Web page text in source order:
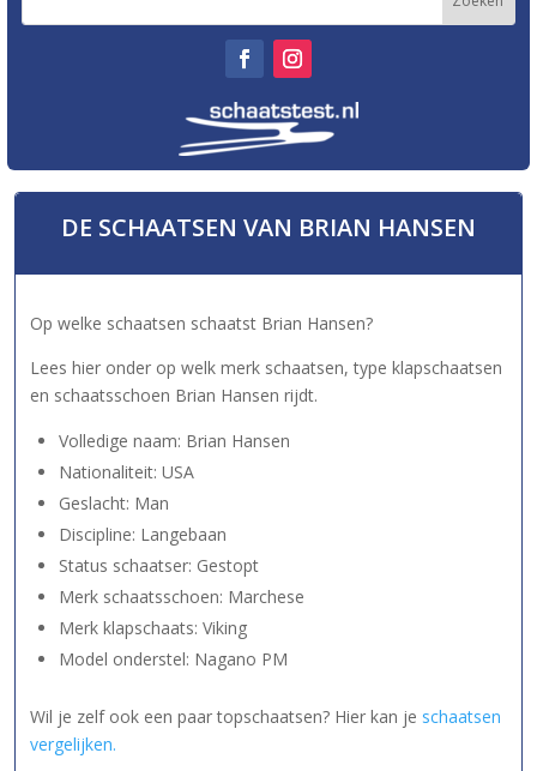
DE SCHAATSEN VAN BRIAN HANSEN
Op welke schaatsen schaatst Brian Hansen?
Lees hier onder op welk merk schaatsen, type klapschaatsen
en schaatsschoen Brian Hansen rijdt.
Volledige naam: Brian Hansen
Nationaliteit: USA
Geslacht: Man
Discipline: Langebaan
Status schaatser: Gestopt
Merk schaatsschoen: Marchese
Merk klapschaats: Viking
Model onderstel: Nagano PM
Wil je zelf ook een paar topschaatsen? Hier kan je schaatsen
vergelijken.